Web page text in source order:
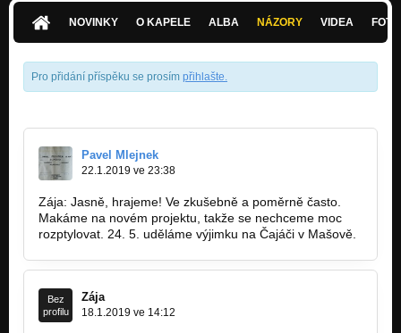
Mat veží a Střelcem (accoustic live 2017)
Dobré zprávy (accoustic live 2017)
Nezařazeno
Nezařazeno
Sonet zoufalého mladíka / Kam se nesmí (accoustic live 2017)
Nezařazeno
NOVINKY O KAPELE ALBA NÁZORY VIDEA
Pro přidání příspěku se prosím přihlašte.
Pavel Mlejnek
22.1.2019 ve 23:38
Zája: Jasně, hrajeme! Ve zkušebně a poměrně často.
Makáme na novém projektu, takže se nechceme moc
rozptylovat. 24. 5. uděláme výjimku na Čajáči v Mašově.
Bez
profilu
Zája
18.1.2019 ve 14:12